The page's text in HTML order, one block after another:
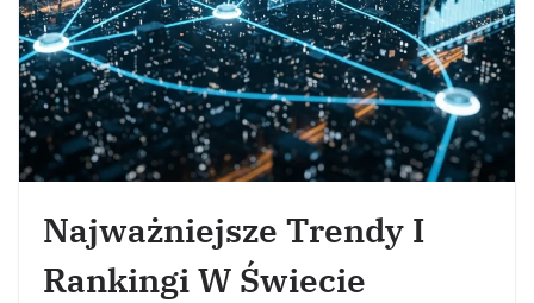
Najważniejsze Trendy I
Rankingi W Świecie